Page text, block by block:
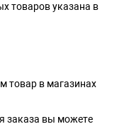
товаров указана в
товар в магазинах
заказа вы можете